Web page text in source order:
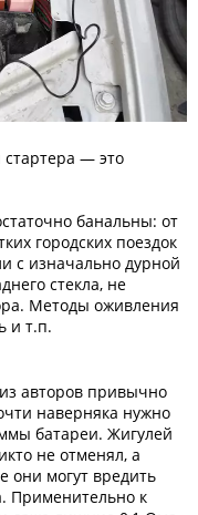
— это
банальны: от
городских поездок
с изначально дурной
стекла, не
Методы оживления
и т.п.
авторов привычно
наверняка нужно
батареи. Жигулей
не отменял, а
они могут вредить
Применительно к